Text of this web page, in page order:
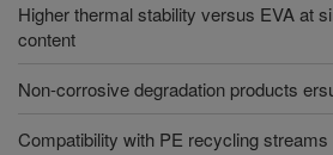
Higher thermal stability versus EVA at
content
Non-corrosive degradation products
Compatibility with PE recycling streams